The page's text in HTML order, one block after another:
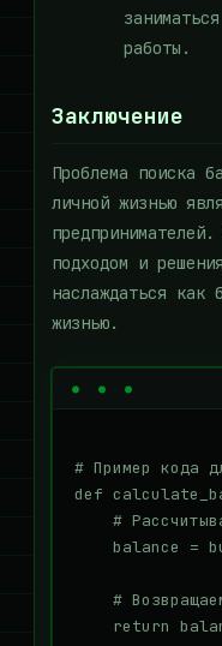
работы.
Заключение
Проблема поиска
личной жизнью
подходом и
наслаждаться как
жизнью.
# Пример кода
def
#
balance =
#
return